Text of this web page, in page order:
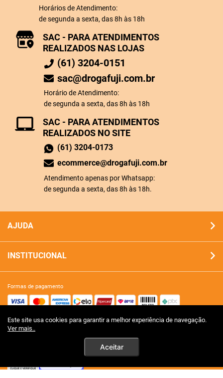
Este site usa cookies para garantir a melhor experiência de navegação.
Ver mais..
Aceitar
Horários de Atendimento:
de segunda a sexta, das 8h às 18h
SAC - PARA ATENDIMENTOS
REALIZADOS NO SITE
(61) 3204-0173
ecommerce@drogafuji.com.br
Atendimento apenas por Whatsapp:
de segunda a sexta, das 8h às 18h.
SAC - PARA ATENDIMENTOS
REALIZADOS NAS LOJAS
(61) 3204-0151
sac@drogafuji.com.br
Horário de Atendimento:
de segunda a sexta, das 8h às 18h
AJUDA
INSTITUCIONAL
formas de pagamento
site 100% seguro